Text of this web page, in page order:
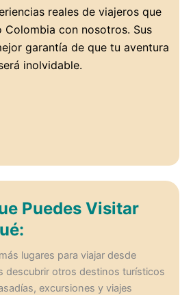
reales de viajeros que
Colombia con nosotros. Sus
garantía de que tu aventura
inolvidable.
Puedes Visitar
lugares para viajar desde
descubrir otros destinos turísticos
excursiones y viajes